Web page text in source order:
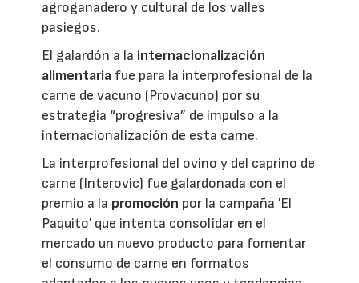
agroganadero y cultural de los valles
pasiegos.
El galardón a la internacionalización
alimentaria fue para la interprofesional de la
carne de vacuno (Provacuno) por su
estrategia “progresiva” de impulso a la
internacionalización de esta carne.
La interprofesional del ovino y del caprino de
carne (Interovic) fue galardonada con el
premio a la promoción por la campaña 'El
Paquito' que intenta consolidar en el
mercado un nuevo producto para fomentar
el consumo de carne en formatos